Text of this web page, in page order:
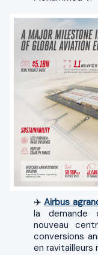
✈️Airbus
la demande
nouveau
conversions
en ravitailleurs